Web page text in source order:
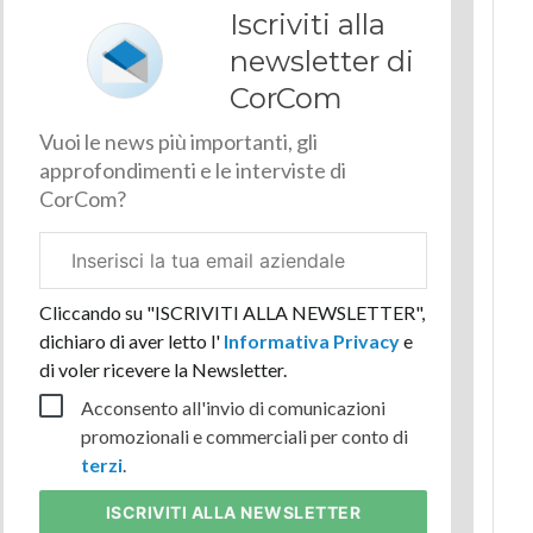
Iscriviti alla
newsletter di
CorCom
Vuoi le news più importanti, gli
approfondimenti e le interviste di
CorCom?
aziendale
Cliccando su "ISCRIVITI ALLA NEWSLETTER",
dichiaro di aver letto l'Informativa Privacye
di voler ricevere la Newsletter.
Acconsento all'invio di comunicazioni
promozionali e commerciali per conto di
terzi.
ISCRIVITI ALLA NEWSLETTER